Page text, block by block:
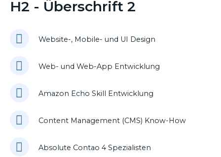
H2 - Überschrift 2
Website-, Mobile- und UI Design
Web- und Web-App Entwicklung
Amazon Echo Skill Entwicklung
Content Management (CMS) Know-How
Absolute Contao 4 Spezialisten